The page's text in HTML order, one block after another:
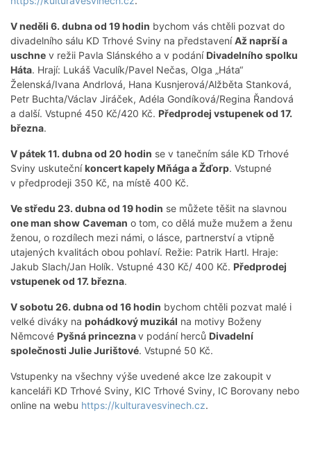
V neděli 6. dubna od 19 hodin bychom vás chtěli pozvat do
divadelního sálu KD Trhové Sviny na představeníAž naprší a
uschne v režii Pavla Slánského a v podání Divadelního spolku
Háta. Hrají: Lukáš Vaculík/Pavel Nečas, Olga „Háta“
Želenská/Ivana Andrlová, Hana Kusnjerová/Alžběta Stanková,
Petr Buchta/Václav Jiráček, Adéla Gondíková/Regina Řandová
a další. Vstupné 450 Kč/420 Kč. Předprodej vstupenek od 17.
března.
V pátek 11. dubna od 20 hodin se v tanečním sále KD Trhové
Sviny uskutečníkoncert kapely Mňága a Žďorp. Vstupné
v předprodeji 350 Kč, na místě 400 Kč.
Ve středu 23. dubna od 19 hodin se můžete těšit na slavnou
one man show Caveman o tom, co dělá muže mužem a ženu
ženou, o rozdílech mezi námi, o lásce, partnerství a vtipně
utajených kvalitách obou pohlaví. Režie: Patrik Hartl. Hraje:
Jakub Slach/Jan Holík. Vstupné 430 Kč/ 400 Kč. Předprodej
vstupenek od 17. března.
V sobotu 26. dubna od 16 hodin bychom chtěli pozvat malé i
velké diváky na pohádkový muzikál na motivy Boženy
Němcové Pyšná princeznav podání herců Divadelní
společnosti Julie Jurištové. Vstupné 50 Kč.
Vstupenky na všechny výše uvedené akce lze zakoupit v
kanceláři KD Trhové Sviny, KIC Trhové Sviny, IC Borovany nebo
online na webu https://kulturavesvinech.cz.